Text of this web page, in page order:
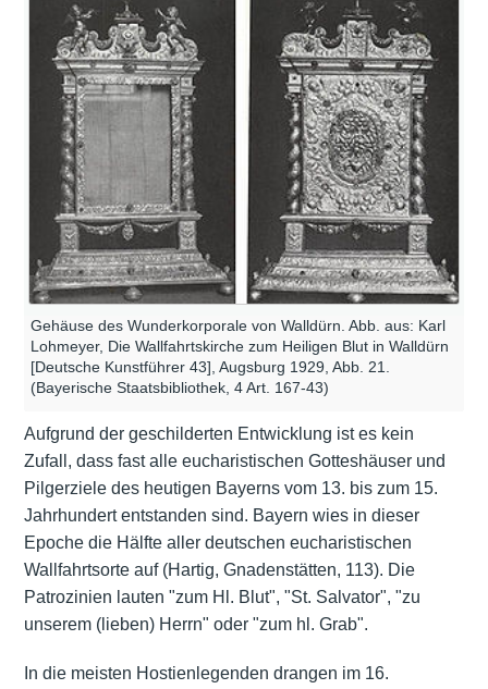
Gehäuse des Wunderkorporale von Walldürn. Abb. aus: Karl
Lohmeyer, Die Wallfahrtskirche zum Heiligen Blut in Walldürn
[Deutsche Kunstführer 43], Augsburg 1929, Abb. 21.
(Bayerische Staatsbibliothek, 4 Art. 167-43)
Aufgrund der geschilderten Entwicklung ist es kein
Zufall, dass fast alle eucharistischen Gotteshäuser und
Pilgerziele des heutigen Bayerns vom 13. bis zum 15.
Jahrhundert entstanden sind. Bayern wies in dieser
Epoche die Hälfte aller deutschen eucharistischen
Wallfahrtsorte auf (Hartig, Gnadenstätten, 113). Die
Patrozinien lauten "zum Hl. Blut", "St. Salvator", "zu
unserem (lieben) Herrn" oder "zum hl. Grab".
In die meisten Hostienlegenden drangen im 16.